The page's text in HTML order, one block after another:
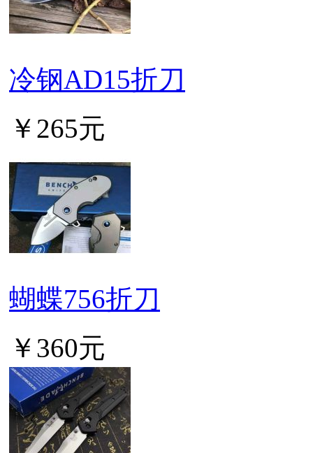
冷钢AD15折刀
￥265元
蝴蝶756折刀
￥360元